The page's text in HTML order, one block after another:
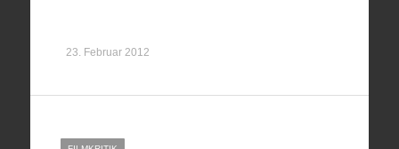
23. Februar 2012